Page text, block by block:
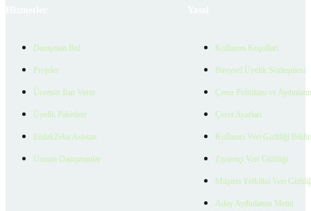
Danışman Bul
Projeler
Ücretsiz İlan Verin
Üyelik Paketleri
EmlakZeka Asistan
Uzman Danışmanlar
Kullanım Koşulları
Bireysel Üyelik Sözleşmesi
Çerez Politikası ve
Çerez Ayarları
Kullanıcı Veri Gizliliği
Ziyaretçi Veri Gizliliği
Müşteri Yetkilisi Veri
Aday Aydınlatma Metni